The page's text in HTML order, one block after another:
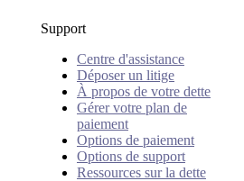
Support
Centre d'assistance
Déposer un litige
À propos de votre dette
Gérer votre plan de
paiement
Options de paiement
Options de support
Ressources sur la dette